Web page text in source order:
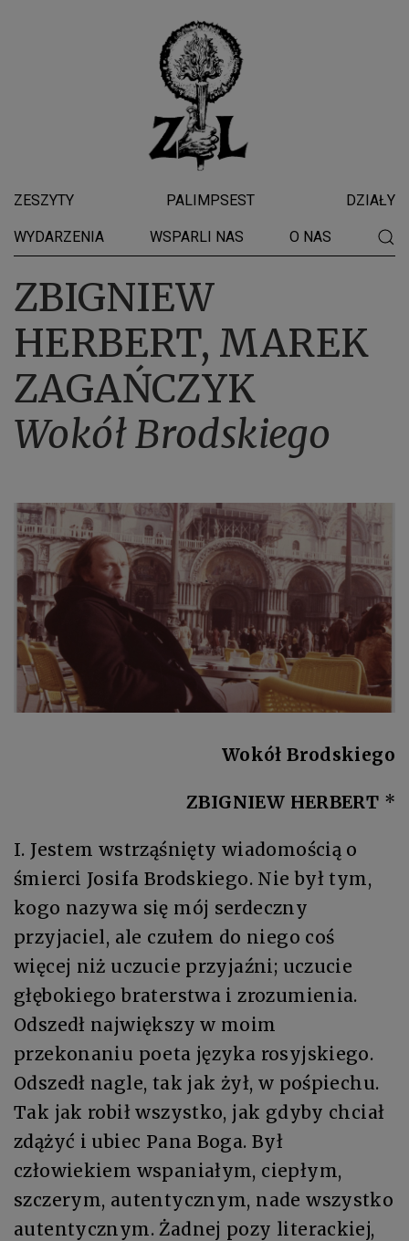
ZESZYTY PALIMPSEST DZIAŁY
WYDARZENIA WSPARLI NAS O NAS
ZBIGNIEW
HERBERT, MAREK
ZAGAŃCZYK
Wokół Brodskiego
Wokół Brodskiego
ZBIGNIEW HERBERT *
I. Jestem wstrząśnięty wiadomością o
śmierci Josifa Brodskiego. Nie był tym,
kogo nazywa się mój serdeczny
przyjaciel, ale czułem do niego coś
więcej niż uczucie przyjaźni; uczucie
głębokiego braterstwa i zrozumienia.
Odszedł największy w moim
przekonaniu poeta języka rosyjskiego.
Odszedł nagle, tak jak żył, w pośpiechu.
Tak jak robił wszystko, jak gdyby chciał
zdążyć i ubiec Pana Boga. Był
człowiekiem wspaniałym, ciepłym,
szczerym, autentycznym, nade wszystko
autentycznym. Żadnej pozy literackiej,